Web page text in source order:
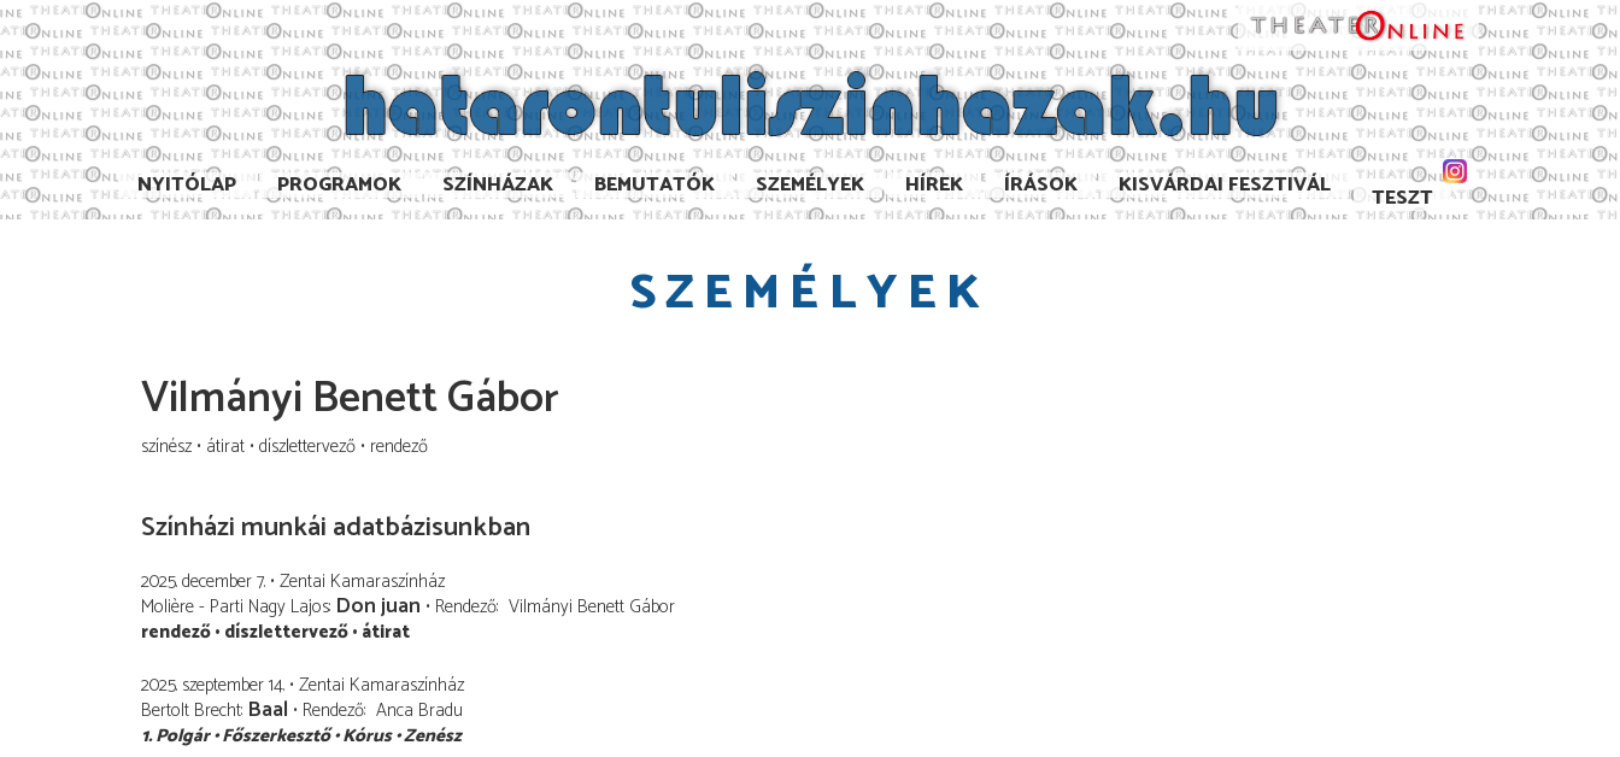
NYITÓLAP PROGRAMOK SZÍNHÁZAK BEMUTATÓK SZEMÉLYEK HÍREK ÍRÁSOK KISVÁRDAI FESZTIVÁL TESZT
SZEMÉLYEK
Vilmányi Benett Gábor
színész átirat díszlettervező rendező
Színházi munkái adatbázisunkban
2025. december 7. Zentai Kamaraszínház
Molière - Parti Nagy Lajos Don juan Rendező Vilmányi Benett Gábor
rendező díszlettervező átirat
2025. szeptember 14. Zentai Kamaraszínház
Bertolt Brecht Baal Rendező Anca Bradu
1. Polgár Főszerkesztő Kórus Zenész